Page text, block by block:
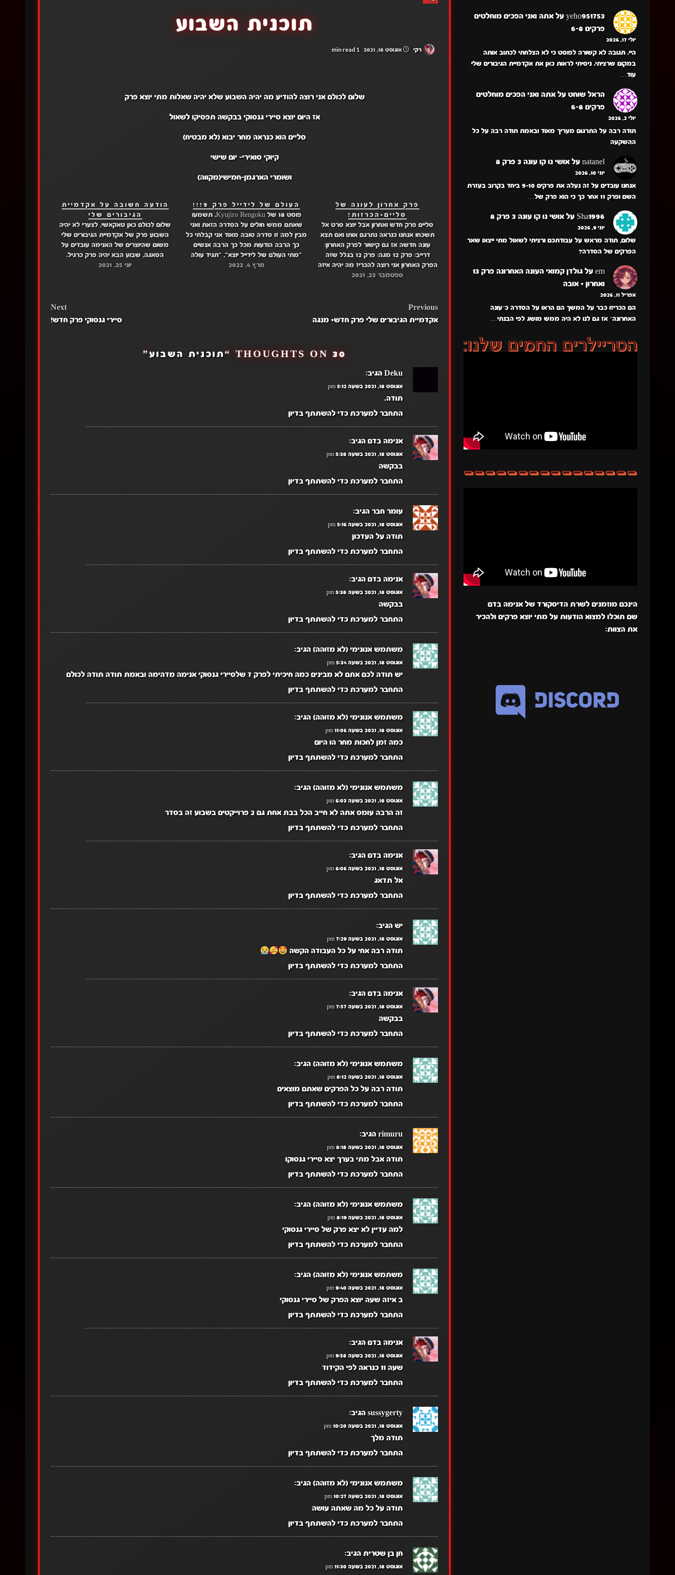
תוכנית השבוע
רקי אוגוסט 18, 2021 1 min read
שלום לכולם אני רוצה להודיע מה יהיה השבוע שלא יהיה שאלות מתי יוצא פרק
אז היום יוצא סיירי גנסוקי בבקשה תפסיקו לשאול
סליים הוא כנראה מחר יבוא (לא מבטיח)
קיוקי סואירי- יום שישי
ושומרי הארגמן-חמישי(מקווה)
פרק אחרון לעונה של
סליים+הכרזות!
סליים פרק חדש ואחרון אבל יוצא סרט אל
תשכחו אנחנו כנראה נתרגם אותו ואם תצא
עונה חדשה אז גם קישור לפרק האחרון:
דרייב: פרק 12 מגה: פרק 12 בגלל שזה
הפרק האחרון אני רוצה להכריז מה יהיה איזה
סדרות יבואו Platinum End-האנימה הזו היא
ספטמבר 23, 2021
העולם של לידייל פרק 9!!!
פוסט 18 של Kyujiro Rengoku. תשמעו
שאתם ממש חולים על הסדרה הזאת ואני
מבין למה זו סדרה טובה מאוד אני קבלתי כל
כך הרבה הודעות מכל כך הרבה אנשים
"מתי העולם של לידייל יוצא", "תגיד עולה
העולם של לידייל היום". יואוו איזה שיגעון
מרץ 4, 2022
הודעה חשובה על אקדמיית
הגיבורים שלי
שלום לכולם כאן טאקאשי, לצערי לא יהיה
השבוע פרק של אקדמיית הגיבורים שלי
משום שהיוצרים של האנימה עובדים על
הסאגה, שבוע הבא יהיה פרק כרגיל.
יוני 25, 2021
POST
Previous
אקדמיית הגיבורים שלי פרק חדש+ מנגה
Next
סיירי גנסוקי פרק חדש!
30 THOUGHTS ON “ תוכנית השבוע”
Deku הגיב:
אוגוסט 18, 2021 בשעה 5:12 pm
תודה.
התחבר למערכת כדי להשתתף בדיון
אנימה בדם הגיב:
אוגוסט 18, 2021 בשעה 5:38 pm
בבקשה
התחבר למערכת כדי להשתתף בדיון
עומר חבר הגיב:
אוגוסט 18, 2021 בשעה 5:16 pm
תודה על העדכון
התחבר למערכת כדי להשתתף בדיון
אנימה בדם הגיב:
אוגוסט 18, 2021 בשעה 5:38 pm
בבקשה
התחבר למערכת כדי להשתתף בדיון
משתמש אנונימי (לא מזוהה) הגיב:
אוגוסט 18, 2021 בשעה 5:34 pm
יש תודה לכם אתם לא מבינים כמה חיכיתי לפרק 7 שלסיירי גנסוקי אנימה מדהימה ובאמת תודה תודה לכולם
התחבר למערכת כדי להשתתף בדיון
משתמש אנונימי (לא מזוהה) הגיב:
אוגוסט 18, 2021 בשעה 11:06 pm
כמה זמן לחכות מחר הו היום
התחבר למערכת כדי להשתתף בדיון
משתמש אנונימי (לא מזוהה) הגיב:
אוגוסט 18, 2021 בשעה 6:03 pm
זה הרבה עומס אתה לא חייב הכל בבת אחת גם 2 פרוייקטים בשבוע זה בסדר
התחבר למערכת כדי להשתתף בדיון
אנימה בדם הגיב:
אוגוסט 18, 2021 בשעה 6:06 pm
אל תדאג
התחבר למערכת כדי להשתתף בדיון
יש הגיב:
אוגוסט 18, 2021 בשעה 7:29 pm
תודה רבה אחי על כל העבודה הקשה
התחבר למערכת כדי להשתתף בדיון
אנימה בדם הגיב:
אוגוסט 18, 2021 בשעה 7:57 pm
בבקשה
התחבר למערכת כדי להשתתף בדיון
משתמש אנונימי (לא מזוהה) הגיב:
אוגוסט 18, 2021 בשעה 8:12 pm
תודה רבה על כל הפרקים שאתם מוצאים
התחבר למערכת כדי להשתתף בדיון
rimuru הגיב:
אוגוסט 18, 2021 בשעה 8:18 pm
תודה אבל מתי בערך יצא סיירי גנסוקו
התחבר למערכת כדי להשתתף בדיון
משתמש אנונימי (לא מזוהה) הגיב:
אוגוסט 18, 2021 בשעה 8:19 pm
למה עדיין לא יצא פרק של סיירי גנסוקי
התחבר למערכת כדי להשתתף בדיון
משתמש אנונימי (לא מזוהה) הגיב:
אוגוסט 18, 2021 בשעה 9:40 pm
ב איזה שעה יוצא הפרק של סיירי גנסוקי
התחבר למערכת כדי להשתתף בדיון
אנימה בדם הגיב:
אוגוסט 18, 2021 בשעה 9:58 pm
שעה 11 כנראה לפי הקידוד
התחבר למערכת כדי להשתתף בדיון
sussygerty הגיב:
אוגוסט 18, 2021 בשעה 10:20 pm
תודה מלך
התחבר למערכת כדי להשתתף בדיון
משתמש אנונימי (לא מזוהה) הגיב:
אוגוסט 18, 2021 בשעה 10:27 pm
תודה על כל מה שאתה עושה
התחבר למערכת כדי להשתתף בדיון
חן בן שטרית הגיב:
אוגוסט 18, 2021 בשעה 11:30 pm
yeho951753 עלאתה ואני הפכים מוחלטים
פרקים 6-8
יולי 17, 2026
היי. תגובה לא קשורה לפוסט כי לא הצלחתי לכתוב אותה
במקום שרציתי. ניסיתי לראות כאן את אקדמיית הגיבורים שלי
עוד…
הראל שוחט עלאתה ואני הפכים מוחלטים
פרקים 6-8
יולי 2, 2026
תודה רבה על התרגום מעריך מאוד ובאמת תודה רבה על כל
ההשקעה
natanel עלאושי נו קו עונה 3 פרק 8
יוני 10, 2026
אנחנו עובדים על זה נעלה את פרקים 9-10 ביחד בקרוב בעזרת
השם ופרק 11 אחר כך כי הוא פרק של…
Sha1996 עלאושי נו קו עונה 3 פרק 8
יוני 9, 2026
שלום, תודה מראש על עבודתכם ורציתי לשאול מתי ייצאו שאר
הפרקים של הסדרה?
em על
גולדן קמואי העונה האחרונה פרק 13
ואחרון + אובה
אפריל 11, 2026
הם הכריזו כבר על המשך הם הראו על הסדרה כ״עונה
האחרונה״ אז גם לנו לא היה ממש מושג לפי הבנתי…
הינכם מוזמנים לשרת הדיסקורד של אנימה בדם
שם תוכלו למצוא הודעות על מתי יוצא פרקים ולהכיר
את הצוות: